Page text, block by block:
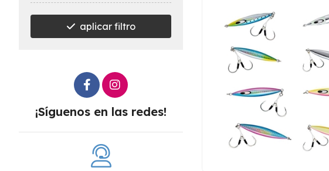
aplicar filtro
¡Síguenos en las redes!